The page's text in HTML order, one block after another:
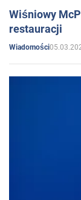
Wiśniowy
restauracji
Wiadomości